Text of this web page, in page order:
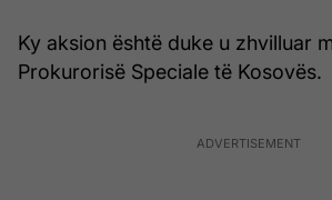
Ky aksion është duke u zhvilluar
Prokurorisë Speciale të Kosovës.